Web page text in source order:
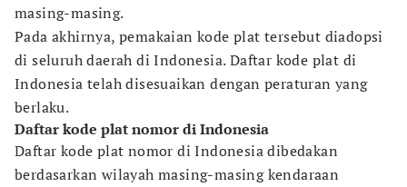
masing-masing.
Pada akhirnya, pemakaian kode plat tersebut diadopsi
di seluruh daerah di Indonesia. Daftar kode plat di
Indonesia telah disesuaikan dengan peraturan yang
berlaku.
Daftar kode plat nomor di Indonesia
Daftar kode plat nomor di Indonesia dibedakan
berdasarkan wilayah masing-masing kendaraan